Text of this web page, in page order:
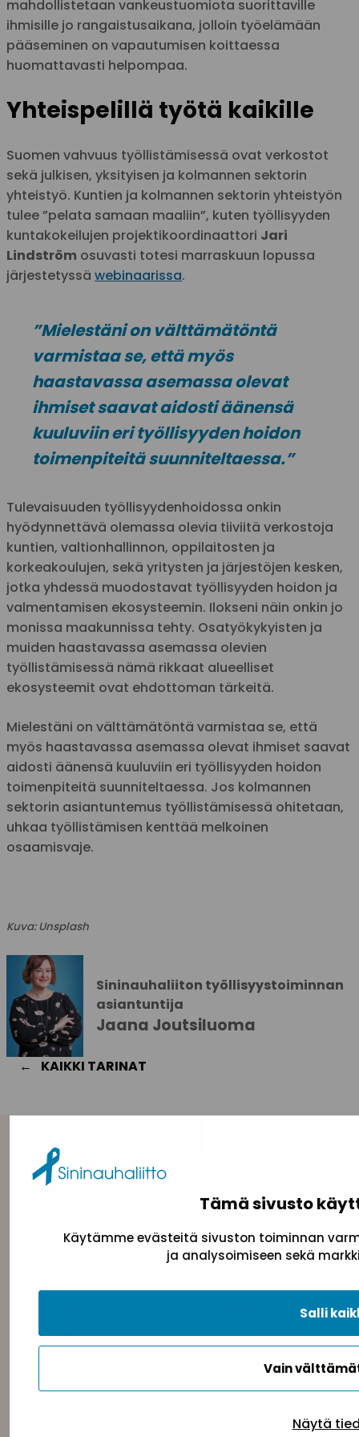
Tämä sivusto
Käytämme evästeitä sivuston toiminnan
ja analysoimiseen sekä
Vain
Salli
Näytä
mahdollistetaan vankeustuomiota suorittaville
ihmisille jo rangaistusaikana, jolloin työelämään
pääseminen on vapautumisen koittaessa
huomattavasti helpompaa.
Yhteispelillä työtä kaikille
Suomen vahvuus työllistämisessä ovat verkostot
sekä julkisen, yksityisen ja kolmannen sektorin
yhteistyö. Kuntien ja kolmannen sektorin yhteistyön
tulee ”pelata samaan maaliin”, kuten työllisyyden
kuntakokeilujen projektikoordinaattori Jari
Lindström osuvasti totesi marraskuun lopussa
järjestetyssä webinaarissa.
”Mielestäni on välttämätöntä
varmistaa se, että myös
haastavassa asemassa olevat
ihmiset saavat aidosti äänensä
kuuluviin eri työllisyyden hoidon
toimenpiteitä suunniteltaessa.”
Tulevaisuuden työllisyydenhoidossa onkin
hyödynnettävä olemassa olevia tiiviitä verkostoja
kuntien, valtionhallinnon, oppilaitosten ja
korkeakoulujen, sekä yritysten ja järjestöjen kesken,
jotka yhdessä muodostavat työllisyyden hoidon ja
valmentamisen ekosysteemin. Ilokseni näin onkin jo
monissa maakunnissa tehty. Osatyökykyisten ja
muiden haastavassa asemassa olevien
työllistämisessä nämä rikkaat alueelliset
ekosysteemit ovat ehdottoman tärkeitä.
Mielestäni on välttämätöntä varmistaa se, että
myös haastavassa asemassa olevat ihmiset saavat
aidosti äänensä kuuluviin eri työllisyyden hoidon
toimenpiteitä suunniteltaessa. Jos kolmannen
sektorin asiantuntemus työllistämisessä ohitetaan,
uhkaa työllistämisen kenttää melkoinen
osaamisvaje.
Kuva: Unsplash
Sininauhaliiton työllisyystoiminnan
asiantuntija
Jaana Joutsiluoma
KAIKKI TARINAT
Yhteystiedot
Sininauhaliitto (Y-tunnus: 0217042–5)
Pasilanraitio 5, 2. krs, 00240 Helsinki
toimisto@sininauha.fi